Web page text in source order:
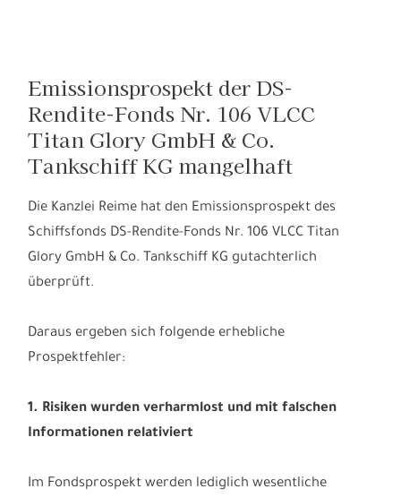
Emissionsprospekt der DS-
Rendite-Fonds Nr. 106 VLCC
Titan Glory GmbH & Co.
Tankschiff KG mangelhaft
Die Kanzlei Reime hat den Emissionsprospekt des
Schiffsfonds DS-Rendite-Fonds Nr. 106 VLCC Titan
Glory GmbH & Co. Tankschiff KG gutachterlich
überprüft.
Daraus ergeben sich folgende erhebliche
Prospektfehler:
1. Risiken wurden verharmlost und mit falschen
Informationen relativiert
Im Fondsprospekt werden lediglich wesentliche